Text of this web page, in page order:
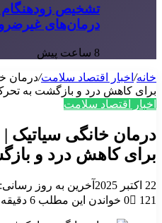
تشخیص
درمان‌های
8 ساعت پیش
خانه/ اخبار اقتصاد سلامت/درمان
برای کاهش درد و بازگشت به
اخبار اقتصاد سلامت
درمان خانگی
برای کاهش درد و
22 اکتبر 2025
آخرین به روز رسانی: 22 اکتبر 2025
0
121 خواندن این مطلب 6 دقیقه زمان میبرد